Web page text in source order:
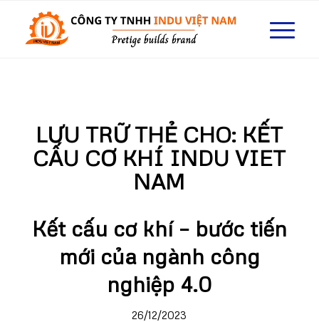
LƯU TRỮ THẺ CHO: KẾT
CẤU CƠ KHÍ INDU VIET
NAM
Kết cấu cơ khí – bước tiến
mới của ngành công
nghiệp 4.0
26/12/2023